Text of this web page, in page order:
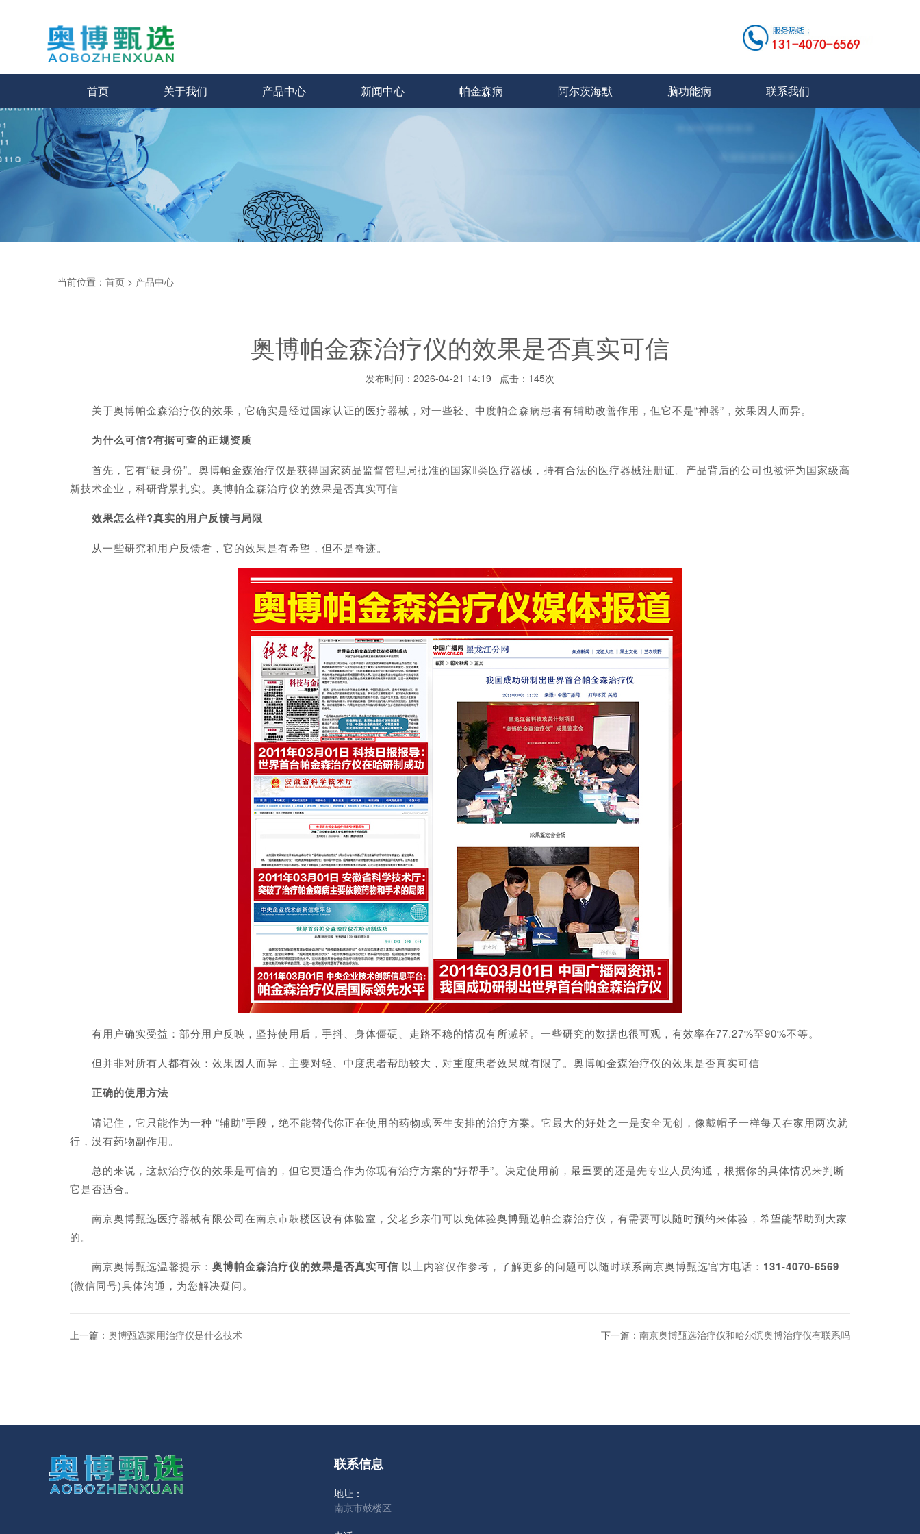
首页 关于我们 产品中心 新闻中心 帕金森病 阿尔茨海默 脑功能病 联系我们
当前位置： 首页 > 产品中心
奥博帕金森治疗仪的效果是否真实可信
发布时间：2026-04-21 14:19 点击：145次
关于奥博帕金森治疗仪的效果，它确实是经过国家认证的医疗器械，对一些轻、中度帕金森病患者有辅助改善作用，但它不是“神器”，效果因人而异。
为什么可信?有据可查的正规资质
首先，它有“硬身份”。奥博帕金森治疗仪是获得国家药品监督管理局批准的国家Ⅱ类医疗器械，持有合法的医疗器械注册证。产品背后的公司也被评为国家级高
新技术企业，科研背景扎实。奥博帕金森治疗仪的效果是否真实可信
效果怎么样?真实的用户反馈与局限
从一些研究和用户反馈看，它的效果是有希望，但不是奇迹。
有用户确实受益：部分用户反映，坚持使用后，手抖、身体僵硬、走路不稳的情况有所减轻。一些研究的数据也很可观，有效率在77.27%至90%不等。
但并非对所有人都有效：效果因人而异，主要对轻、中度患者帮助较大，对重度患者效果就有限了。奥博帕金森治疗仪的效果是否真实可信
正确的使用方法
请记住，它只能作为一种 “辅助”手段，绝不能替代你正在使用的药物或医生安排的治疗方案。它最大的好处之一是安全无创，像戴帽子一样每天在家用两次就
行，没有药物副作用。
总的来说，这款治疗仪的效果是可信的，但它更适合作为你现有治疗方案的“好帮手”。决定使用前，最重要的还是先专业人员沟通，根据你的具体情况来判断
它是否适合。
南京奥博甄选医疗器械有限公司在南京市鼓楼区设有体验室，父老乡亲们可以免体验奥博甄选帕金森治疗仪，有需要可以随时预约来体验，希望能帮助到大家
的。
南京奥博甄选温馨提示： 奥博帕金森治疗仪的效果是否真实可信 以上内容仅作参考，了解更多的问题可以随时联系南京奥博甄选官方电话： 131-4070-6569
(微信同号)具体沟通，为您解决疑问。
上一篇： 奥博甄选家用治疗仪是什么技术 下一篇： 南京奥博甄选治疗仪和哈尔滨奥博治疗仪有联系吗
联系信息
地址：
南京市鼓楼区